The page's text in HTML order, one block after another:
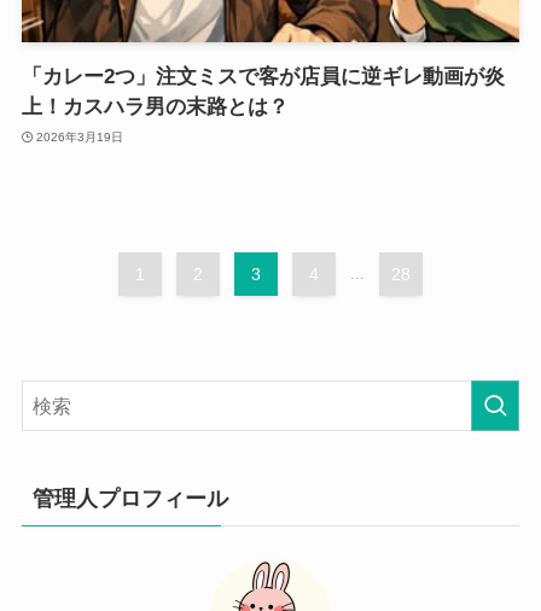
「カレー2つ」注文ミスで客が店員に逆ギレ動画が炎
上！カスハラ男の末路とは？
2026年3月19日
1 2 3 4 28
管理人プロフィール